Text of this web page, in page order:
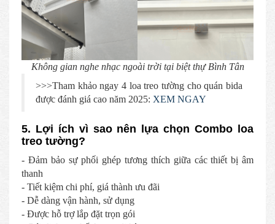
Không gian nghe nhạc ngoài trời tại biệt thự Bình Tân
>>>Tham khảo ngay 4 loa treo tường cho quán bida
được đánh giá cao năm 2025: XEM NGAY
5. Lợi ích vì sao nên lựa chọn Combo loa
treo tường?
- Đảm bảo sự phối ghép tương thích giữa các thiết bị âm
thanh
- Tiết kiệm chi phí, giá thành ưu đãi
- Dễ dàng vận hành, sử dụng
- Được hỗ trợ lắp đặt trọn gói